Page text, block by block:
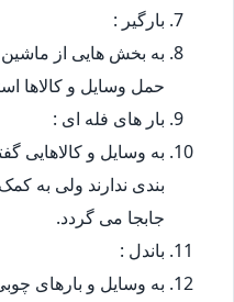
بارگیر :
به بخش هایی از ماشین
حمل وسایل و کالاها
بار های فله ای :
به وسایل و کالاهایی
بندی ندارند ولی به
جابجا می گردد.
باندل :
به وسایل و بارهای